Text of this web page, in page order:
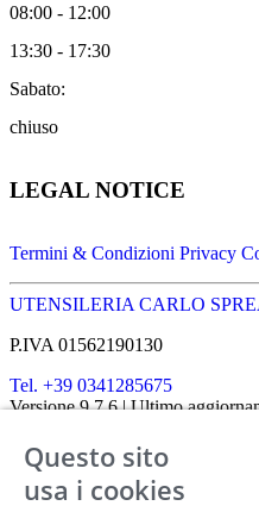
08:00 - 12:00
13:30 - 17:30
Sabato:
chiuso
LEGAL NOTICE
Termini & Condizioni Privacy
UTENSILERIA CARLO
P.IVA 01562190130
Tel. +39 0341285675
Versione 9.7.6 | Ultimo
Home| Chi siamo|
FATTO CON IL
DA
Questo sito
usa i cookies